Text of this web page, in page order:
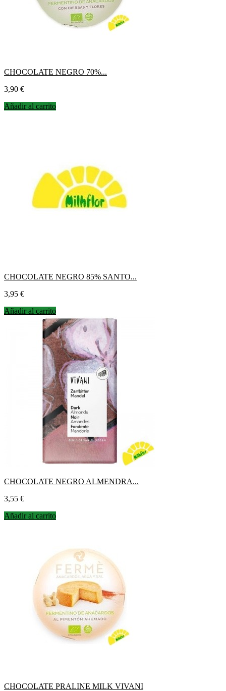
CHOCOLATE NEGRO 70%...
Precio
3,90 €
Añadir al carrito
CHOCOLATE NEGRO 85% SANTO...
Precio
3,95 €
Añadir al carrito
CHOCOLATE NEGRO ALMENDRA...
Precio
3,55 €
Añadir al carrito
CHOCOLATE PRALINE MILK VIVANI